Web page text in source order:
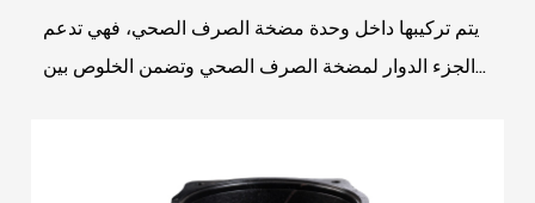
يتم تركيبها داخل وحدة مضخة الصرف الصحي، فهي تدعم
الجزء الدوار لمضخة الصرف الصحي وتضمن الخلوص بين